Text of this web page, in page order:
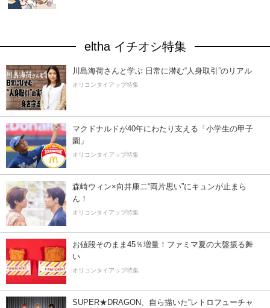
eltha イチオシ特集
川島海荷さんと学ぶ 日常に潜む“人身取引”のリアル
オリコンタイアップ特集
マクドナルドが40年にわたり支える「小学生の甲子
園」
オリコンタイアップ特集
森崎ウィン×向井康二“両片思い”にキュンが止まら
ん！
オリコンタイアップ特集
お値段そのまま45％増量！ファミマ夏の大盤振る舞
い
オリコンタイアップ特集
SUPER★DRAGON、自ら描いた”レトロフューチャ